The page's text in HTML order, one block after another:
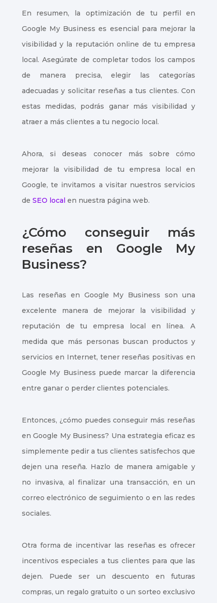
En resumen, la optimización de tu perfil en
Google My Business es esencial para mejorar la
visibilidad y la reputación online de tu empresa
local. Asegúrate de completar todos los campos
de manera precisa, elegir las categorías
adecuadas y solicitar reseñas a tus clientes. Con
estas medidas, podrás ganar más visibilidad y
atraer a más clientes a tu negocio local.
Ahora, si deseas conocer más sobre cómo
mejorar la visibilidad de tu empresa local en
Google, te invitamos a visitar nuestros servicios
de SEO local en nuestra página web.
¿Cómo conseguir más
reseñas en Google My
Business?
Las reseñas en Google My Business son una
excelente manera de mejorar la visibilidad y
reputación de tu empresa local en línea. A
medida que más personas buscan productos y
servicios en Internet, tener reseñas positivas en
Google My Business puede marcar la diferencia
entre ganar o perder clientes potenciales.
Entonces, ¿cómo puedes conseguir más reseñas
en Google My Business? Una estrategia eficaz es
simplemente pedir a tus clientes satisfechos que
dejen una reseña. Hazlo de manera amigable y
no invasiva, al finalizar una transacción, en un
correo electrónico de seguimiento o en las redes
sociales.
Otra forma de incentivar las reseñas es ofrecer
incentivos especiales a tus clientes para que las
dejen. Puede ser un descuento en futuras
compras, un regalo gratuito o un sorteo exclusivo